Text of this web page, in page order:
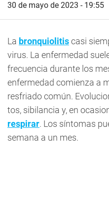
30 de mayo de 2023 - 19:55
La bronquiolitiscasi
virus. La enfermedad
frecuencia durante los
enfermedad comienza a
resfriado común.
tos, sibilancia y, en
respirar. Los síntomas
semana a un mes.